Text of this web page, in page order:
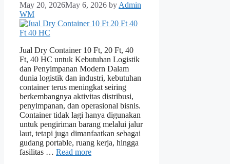
May 20, 2026May 6, 2026 by Admin
WM
Jual Dry Container 10 Ft, 20 Ft, 40
Ft, 40 HC untuk Kebutuhan Logistik
dan Penyimpanan Modern Dalam
dunia logistik dan industri, kebutuhan
container terus meningkat seiring
berkembangnya aktivitas distribusi,
penyimpanan, dan operasional bisnis.
Container tidak lagi hanya digunakan
untuk pengiriman barang melalui jalur
laut, tetapi juga dimanfaatkan sebagai
gudang portable, ruang kerja, hingga
fasilitas … Read more